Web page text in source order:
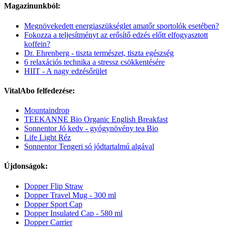
Magazinunkból:
Megnövekedett energiaszükséglet amatőr sportolók esetében?
Fokozza a teljesítményt az erősítő edzés előtt elfogyasztott
koffein?
Dr. Ehrenberg - tiszta természet, tiszta egészség
6 relaxációs technika a stressz csökkentésére
HIIT - A nagy edzésőrület
VitalAbo felfedezése:
Mountaindrop
TEEKANNE Bio Organic English Breakfast
Sonnentor Jó kedv - gyógynövény tea Bio
Life Light Réz
Sonnentor Tengeri só jódtartalmú algával
Újdonságok:
Dopper Flip Straw
Dopper Travel Mug - 300 ml
Dopper Sport Cap
Dopper Insulated Cap - 580 ml
Dopper Carrier